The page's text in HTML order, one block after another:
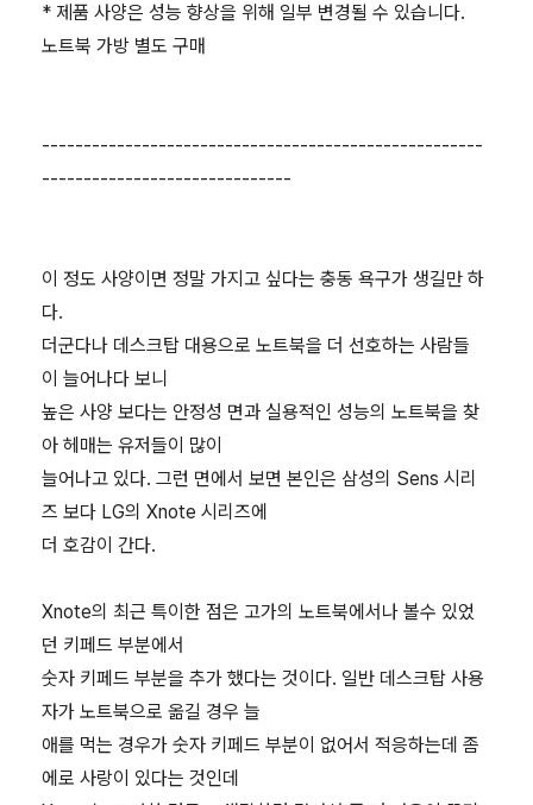
* 제품 사양은 성능 향상을 위해 일부 변경될 수 있습니다.
노트북 가방 별도 구매
-----------------------------------------------------
------------------------------
이 정도 사양이면 정말 가지고 싶다는 충동 욕구가 생길만 하
다.
더군다나 데스크탑 대용으로 노트북을 더 선호하는 사람들
이 늘어나다 보니
높은 사양 보다는 안정성 면과 실용적인 성능의 노트북을 찾
아 헤매는 유저들이 많이
늘어나고 있다. 그런 면에서 보면 본인은 삼성의 Sens 시리
즈 보다 LG의 Xnote 시리즈에
더 호감이 간다.
Xnote의 최근 특이한 점은 고가의 노트북에서나 볼수 있었
던 키페드 부분에서
숫자 키페드 부분을 추가 했다는 것이다. 일반 데스크탑 사용
자가 노트북으로 옮길 경우 늘
애를 먹는 경우가 숫자 키페드 부분이 없어서 적응하는데 좀
에로 사랑이 있다는 것인데